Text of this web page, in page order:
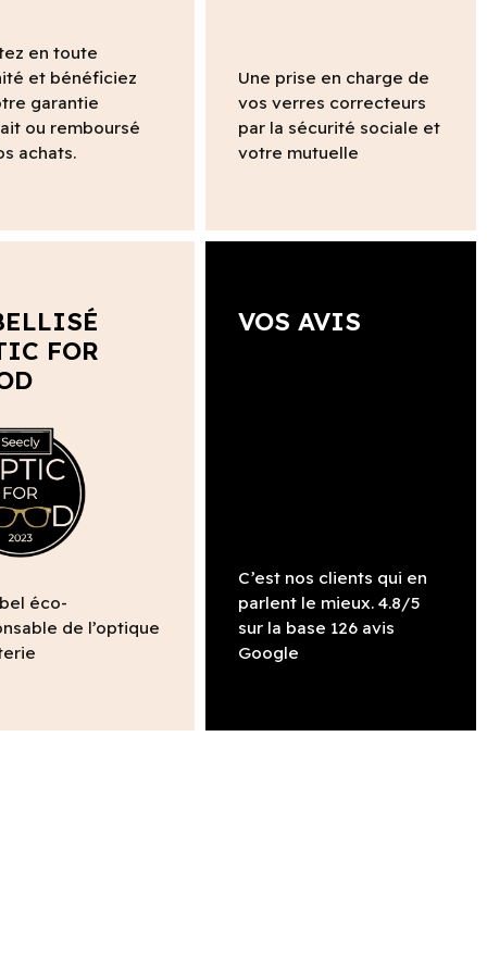
en toute
et bénéficiez
garantie
ou remboursé
achats.
Une prise en charge de
vos verres correcteurs
par la sécurité sociale et
votre mutuelle
FOR
éco-
de l’optique
VOS AVIS
C’est nos clients qui en
parlent le mieux. 4.8/5
sur la base 126 avis
Google